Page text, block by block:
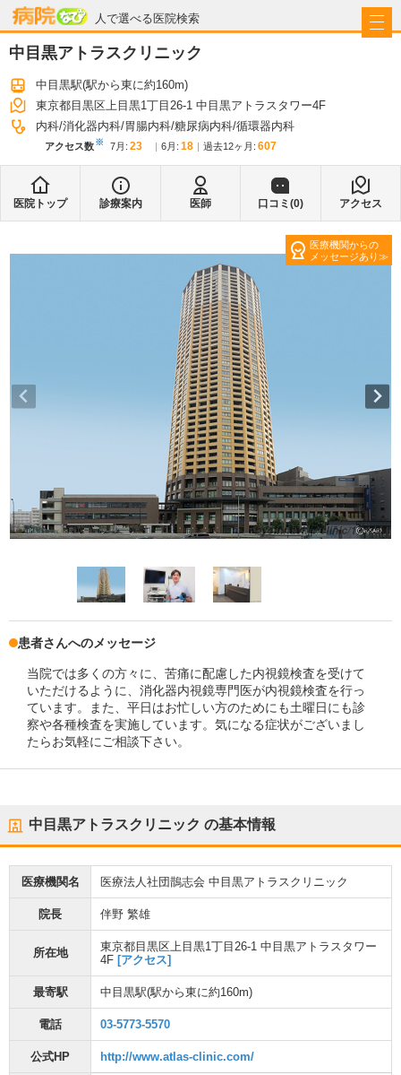
人で選べる医院検索
病院なび
中目黒アトラスクリニック
中目黒駅(駅から東に約160m)
東京都目黒区上目黒1丁目26-1 中目黒アトラスタワー4F
内科 消化器内科 胃腸内科 糖尿病内科 循環器内科
アクセス数※ 7月 : 23 6月 : 18 過去12ヶ月: 607
医院トップ 診療案内 医師 口コミ(0) アクセス
医療機関からの
メッセージあり
患者さんへのメッセージ
当院では多くの方々に、苦痛に配慮した内視鏡検査を受けて
いただけるように、消化器内視鏡専門医が内視鏡検査を行っ
ています。また、平日はお忙しい方のためにも土曜日にも診
察や各種検査を実施しています。気になる症状がございまし
たらお気軽にご相談下さい。
中目黒アトラスクリニック の基本情報
医療機関名 医療法人社団鵲志会 中目黒アトラスクリニック
院長 伴野 繁雄
所在地
東京都目黒区上目黒1丁目26-1 中目黒アトラスタワー
4F [アクセス]
最寄駅 中目黒駅(駅から東に約160m)
電話 03-5773-5570
公式HP http://www.atlas-clinic.com/